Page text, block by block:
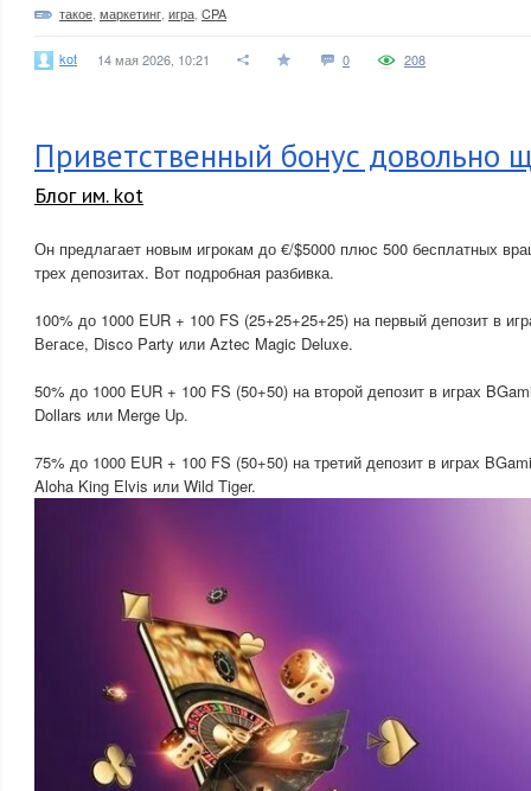
такое маркетинг игра CPA
kot 14 мая 2026, 10:21 0 208
Приветственный бонус довольно
Блог им. kot
Он предлагает новым игрокам до €/$5000 плюс 500 бесплатных
трех депозитах. Вот подробная разбивка.
100% до 1000 EUR + 100 FS (25+25+25+25) на первый депозит в
Вегасе, Disco Party или Aztec Magic Deluxe.
50% до 1000 EUR + 100 FS (50+50) на второй депозит в играх
Dollars или Merge Up.
75% до 1000 EUR + 100 FS (50+50) на третий депозит в играх
Aloha King Elvis или Wild Tiger.